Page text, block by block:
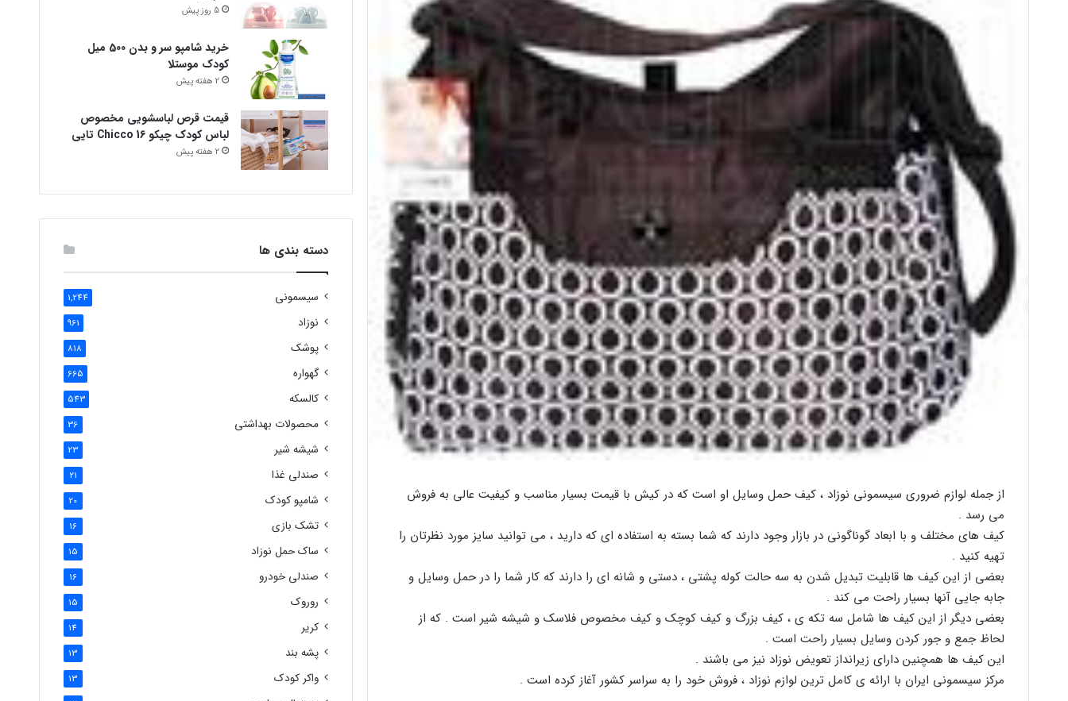
از جمله لوازم ضروری سیسمونی نوزاد ، کیف حمل وسایل او است که در کیش با قیمت بسیار مناسب و کیفیت عالی به فروش
می رسد .
کیف های مختلف و با ابعاد گوناگونی در بازار وجود دارند که شما بسته به استفاده ای که دارید ، می توانید سایز مورد نظرتان را
تهیه کنید .
بعضی از این کیف ها قابلیت تبدیل شدن به سه حالت کوله پشتی ، دستی و شانه ای را دارند که کار شما را در حمل وسایل و
جابه جایی آنها بسیار راحت می کند .
بعضی دیگر از این کیف ها شامل سه تکه ی ، کیف بزرگ و کیف کوچک و کیف مخصوص فلاسک و شیشه شیر است . که از
لحاظ جمع و جور کردن وسایل بسیار راحت است .
این کیف ها همچنین دارای زیرانداز تعویض نوزاد نیز می باشند .
مرکز سیسمونی ایران با ارائه ی کامل ترین لوازم نوزاد ، فروش خود را به سراسر کشور آغاز کرده است .
5 روز پیش
خرید شامپو سر و بدن 500 میل
کودک موستلا
2 هفته پیش
قیمت قرص لباسشویی مخصوص
لباس کودک چیکو Chicco 16 تایی
2 هفته پیش
دسته بندی ها
سیسمونی 1,244
نوزاد 961
پوشک 818
گهواره 665
کالسکه 543
محصولات بهداشتی 36
شیشه شیر 23
صندلی غذا 21
شامپو کودک 20
تشک بازی 16
ساک حمل نوزاد 15
صندلی خودرو 16
روروک 15
کریر 14
پشه بند 13
واکر کودک 13